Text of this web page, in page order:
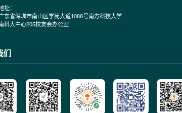
址：
东省深圳市南山区学苑大道1088号南方科技大学
科大中心205校友会办公室
们